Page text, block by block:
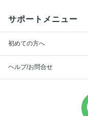
サポートメニュー
初めての方へ
ヘルプ/お問合せ